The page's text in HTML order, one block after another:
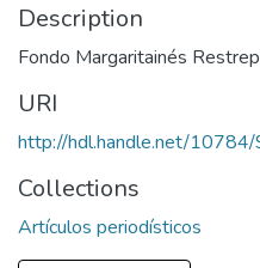
Description
Fondo Margaritainés
URI
http://hdl.handle.net/
Collections
Artículos periodísticos